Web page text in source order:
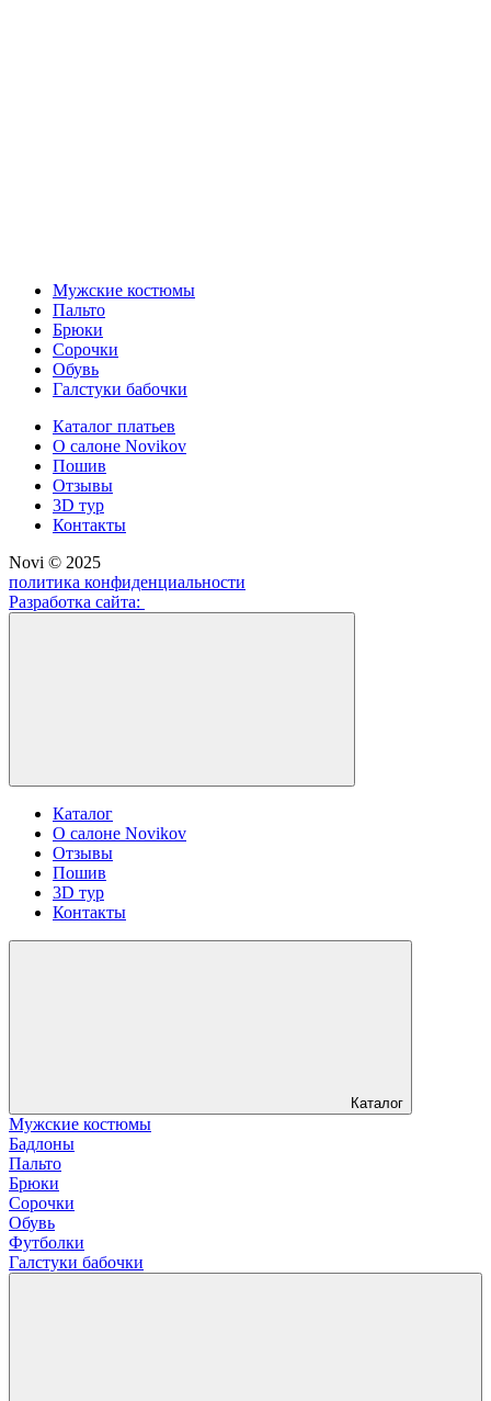
Мужские костюмы
Пальто
Брюки
Сорочки
Обувь
Галстуки бабочки
Каталог платьев
О салоне Novikov
Пошив
Отзывы
3D тур
Контакты
Novi © 2025
политика конфиденциальности
Разработка сайта:
Каталог
О салоне Novikov
Отзывы
Пошив
3D тур
Контакты
Каталог
Мужские костюмы
Бадлоны
Пальто
Брюки
Сорочки
Обувь
Футболки
Галстуки бабочки